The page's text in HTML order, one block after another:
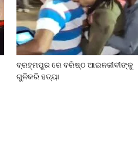
ବ୍ରହ୍ମପୁର ରେ ବରିଷ୍ଠ ଆଇନଜୀବୀଙ୍କୁ
ଗୁଳିକରି ହତ୍ୟା